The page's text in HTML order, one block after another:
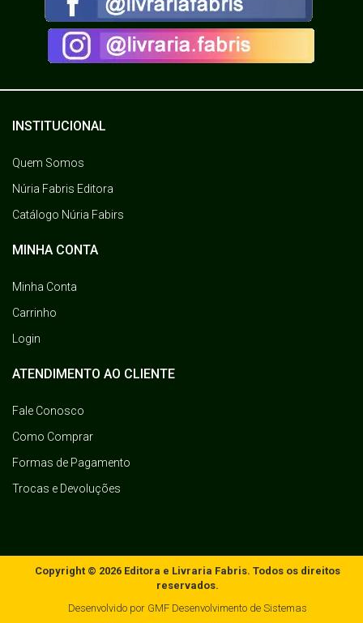
INSTITUCIONAL
Quem Somos
Núria Fabris Editora
Catálogo Núria Fabirs
MINHA CONTA
Minha Conta
Carrinho
Login
ATENDIMENTO AO CLIENTE
Fale Conosco
Como Comprar
Formas de Pagamento
Trocas e Devoluções
Copyright © 2026 Editora e Livraria Fabris. Todos os direitos
reservados.
Desenvolvido por GMF Desenvolvimento de Sistemas